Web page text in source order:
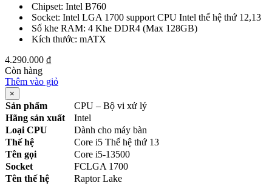
Chipset: Intel B760
Socket: Intel LGA 1700 support CPU Intel thế hệ thứ 12,13
Số khe RAM: 4 Khe DDR4 (Max 128GB)
Kích thước: mATX
4.290.000 ₫
Còn hàng
Thêm vào giỏ
×
Sản phẩm
CPU – Bộ vi xử lý
Hãng sản xuất
Intel
Loại CPU
Dành cho máy bàn
Thế hệ
Core i5 Thế hệ thứ 13
Tên gọi
Core i5-13500
Socket
FCLGA 1700
Tên thế hệ
Raptor Lake